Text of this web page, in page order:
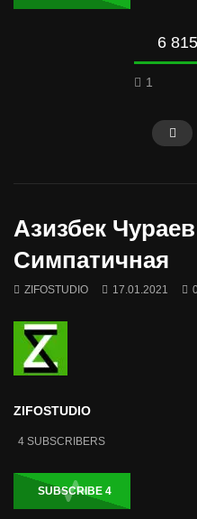
6
1
Азизбек
Симпатичная
ZIFOSTUDIO 17.01.2021
ZIFOSTUDIO
4 SUBSCRIBERS
SUBSCRIBE 4